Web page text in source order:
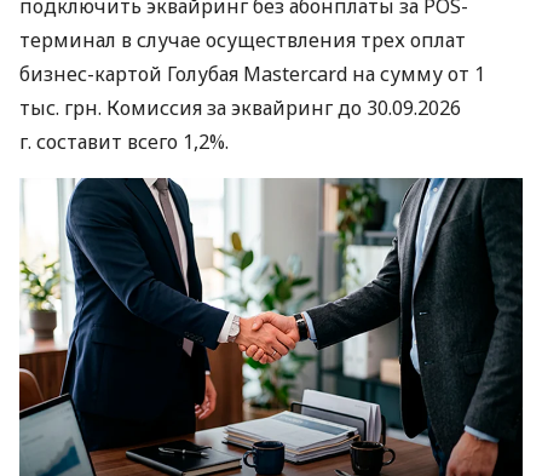
подключить эквайринг без абонплаты за POS-
терминал в случае осуществления трех оплат
бизнес-картой Голубая Mastercard на сумму от 1
тыс. грн. Комиссия за эквайринг до 30.09.2026
г. составит всего 1,2%.